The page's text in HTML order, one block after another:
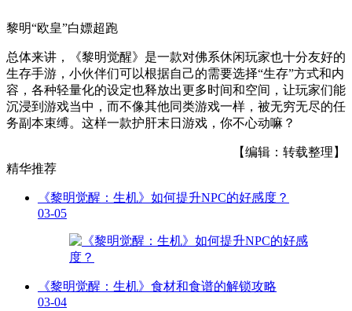
黎明“欧皇”白嫖超跑
总体来讲，《黎明觉醒》是一款对佛系休闲玩家也十分友好的
生存手游，小伙伴们可以根据自己的需要选择“生存”方式和内
容，各种轻量化的设定也释放出更多时间和空间，让玩家们能
沉浸到游戏当中，而不像其他同类游戏一样，被无穷无尽的任
务副本束缚。这样一款护肝末日游戏，你不心动嘛？
【编辑：转载整理】
精华推荐
《黎明觉醒：生机》如何提升NPC的好感度？
03-05
《黎明觉醒：生机》食材和食谱的解锁攻略
03-04